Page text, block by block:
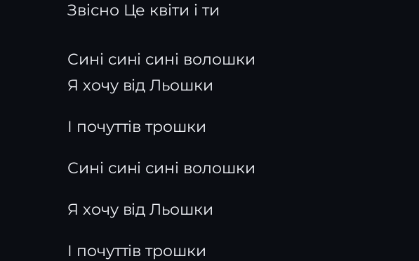
Звісно Це квіти і ти
Сині сині сині волошки
Я хочу від Льошки
І почуттів трошки
Сині сині сині волошки
Я хочу від Льошки
І почуттів трошки